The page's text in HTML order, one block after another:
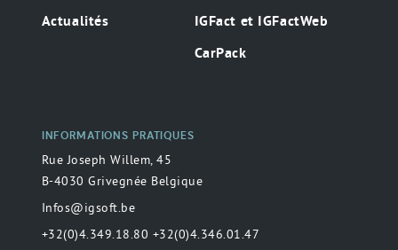
Actualités
IGFact et IGFactWeb
CarPack
INFORMATIONS PRATIQUES
Rue Joseph Willem, 45
B-4030 Grivegnée Belgique
Infos@igsoft.be
+32(0)4.349.18.80 +32(0)4.346.01.47